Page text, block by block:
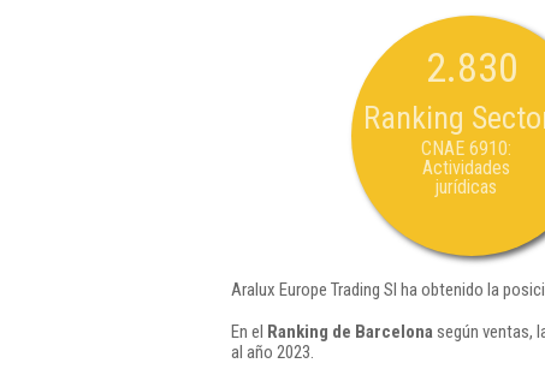
2.830
Ranking
CNAE 6910:
Actividades
jurídicas
Aralux Europe Trading Sl ha obtenido la
En el Ranking de Barcelona según ventas,
al año 2023.